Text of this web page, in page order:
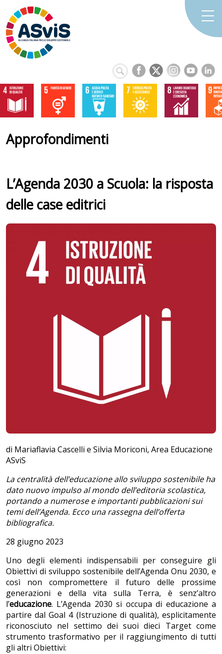
Approfondimenti
L’Agenda 2030 a Scuola: la risposta
delle case editrici
di Mariaflavia Cascelli e Silvia Moriconi, Area Educazione
ASviS
La centralità dell’educazione allo sviluppo sostenibile ha
dato nuovo impulso al mondo dell’editoria scolastica,
portando a numerose e importanti pubblicazioni sui
temi dell’Agenda. Ecco una rassegna dell’offerta
bibliografica.
28 giugno 2023
Uno degli elementi indispensabili per conseguire gli
Obiettivi di sviluppo sostenibile dell’Agenda Onu 2030, e
così non compromettere il futuro delle prossime
generazioni e della vita sulla Terra, è senz’altro
l’educazione. L’Agenda 2030 si occupa di educazione a
partire dal Goal 4 (Istruzione di qualità), esplicitamente
riconosciuto nel settimo dei suoi dieci Target come
strumento trasformativo per il raggiungimento di tutti
gli altri Obiettivi: